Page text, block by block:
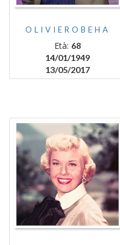
OLIVIEROBEHA
Età: 68
14/01/1949
13/05/2017